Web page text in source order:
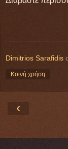
Dimitrios Sarafidis
Κοινή χρήση
‹